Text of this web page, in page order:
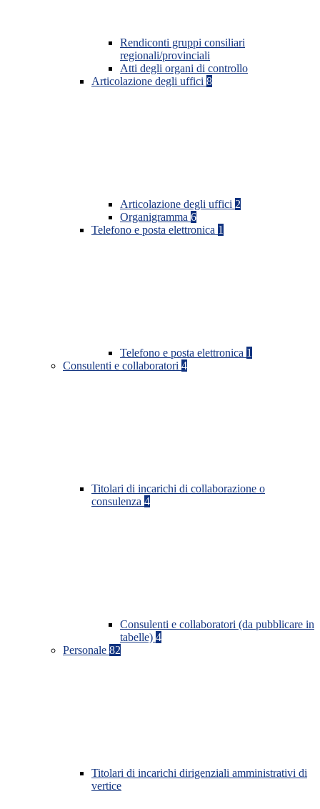
Rendiconti gruppi consiliari
regionali/provinciali
Atti degli organi di controllo
Articolazione degli uffici 8
Articolazione degli uffici 2
Organigramma 6
Telefono e posta elettronica 1
Telefono e posta elettronica 1
Consulenti e collaboratori 4
Titolari di incarichi di collaborazione o
consulenza 4
Consulenti e collaboratori (da pubblicare in
tabelle) 4
Personale 82
Titolari di incarichi dirigenziali amministrativi di
vertice